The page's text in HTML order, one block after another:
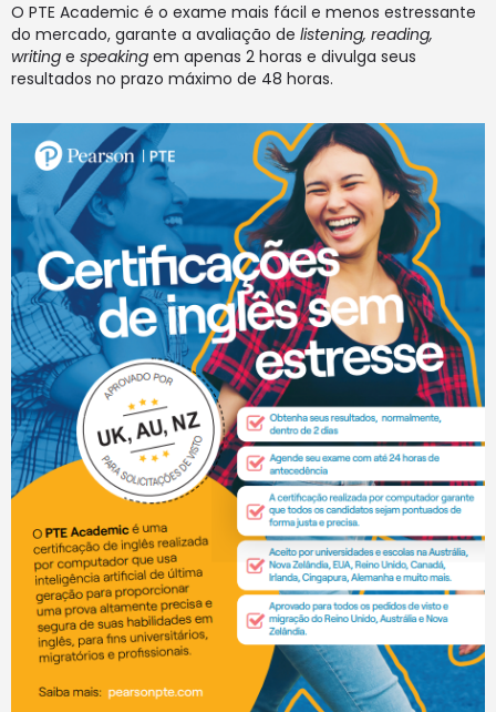
O PTE Academic é o exame mais fácil e menos estressante
do mercado, garante a avaliação de listening, reading,
writing e speaking em apenas 2 horas e divulga seus
resultados no prazo máximo de 48 horas.